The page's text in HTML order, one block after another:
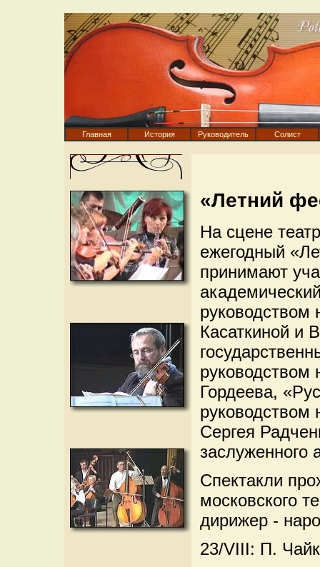
Главная История Руководитель Солист
«Летний
На сцене
ежегодный
принимают
руководством
Касаткиной и
руководством
Гордеева,
руководством
Сергея
заслуженного
Спектакли
московского
дирижер -
23/VIII: П.